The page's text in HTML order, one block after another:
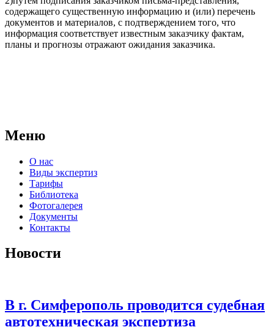
содержащего существенную информацию и (или) перечень
документов и материалов, с подтверждением того, что
информация соответствует известным заказчику фактам,
планы и прогнозы отражают ожидания заказчика.
Меню
О нас
Виды экспертиз
Тарифы
Библиотека
Фотогалерея
Документы
Контакты
Новости
В г. Симферополь проводится судебная
автотехническая экспертиза